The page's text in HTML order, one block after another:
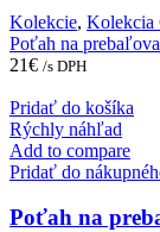
Kolekcie,
Poťah na
21€ /s DPH
Pridať do košíka
Rýchly náhľad
Add to compare
Pridať do
Poťah na